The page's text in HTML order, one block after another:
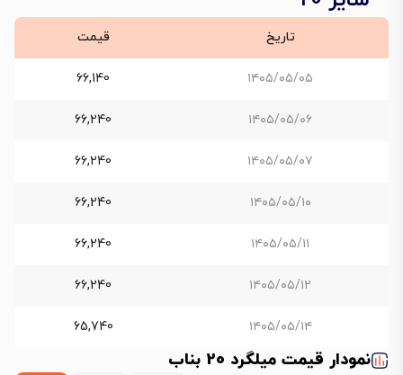
تاریخ قیمت
۱۴۰۵/۰۵/۰۵ 66,140
۱۴۰۵/۰۵/۰۶ 66,240
۱۴۰۵/۰۵/۰۷ 66,240
۱۴۰۵/۰۵/۱۰ 66,240
۱۴۰۵/۰۵/۱۱ 66,240
۱۴۰۵/۰۵/۱۲ 66,240
۱۴۰۵/۰۵/۱۴ 65,740
نمودار قیمت میلگرد 20 بناب